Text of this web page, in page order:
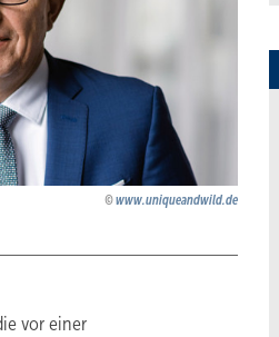
www.uniqueandwild.de
vor einer